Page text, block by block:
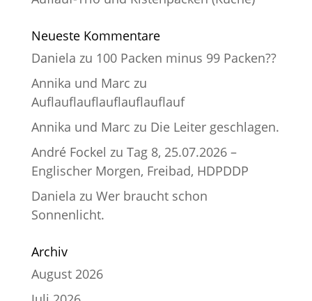
Neueste Kommentare
Daniela zu 100 Packen minus 99 Packen??
Annika und Marc zu
Auflauflauflauflauflauflauf
Annika und Marc zu Die Leiter geschlagen.
André Fockel zu Tag 8, 25.07.2026 –
Englischer Morgen, Freibad, HDPDDP
Daniela zu Wer braucht schon
Sonnenlicht.
Archiv
August 2026